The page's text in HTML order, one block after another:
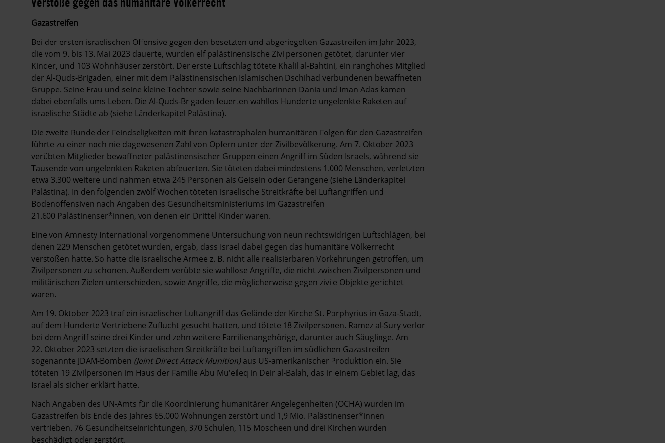
Gazastreifen
Bei der ersten israelischen Offensive gegen den besetzten und abgeriegelten Gazastreifen im Jahr 2023,
die vom 9. bis 13. Mai 2023 dauerte, wurden elf palästinensische Zivilpersonen getötet, darunter vier
Kinder, und 103 Wohnhäuser zerstört. Der erste Luftschlag tötete Khalil al-Bahtini, ein ranghohes Mitglied
der Al-Quds-Brigaden, einer mit dem Palästinensischen Islamischen Dschihad verbundenen bewaffneten
Gruppe. Seine Frau und seine kleine Tochter sowie seine Nachbarinnen Dania und Iman Adas kamen
dabei ebenfalls ums Leben. Die Al-Quds-Brigaden feuerten wahllos Hunderte ungelenkte Raketen auf
israelische Städte ab (siehe Länderkapitel Palästina).
Die zweite Runde der Feindseligkeiten mit ihren katastrophalen humanitären Folgen für den Gazastreifen
führte zu einer noch nie dagewesenen Zahl von Opfern unter der Zivilbevölkerung. Am 7. Oktober 2023
verübten Mitglieder bewaffneter palästinensischer Gruppen einen Angriff im Süden Israels, während sie
Tausende von ungelenkten Raketen abfeuerten. Sie töteten dabei mindestens 1.000 Menschen, verletzten
etwa 3.300 weitere und nahmen etwa 245 Personen als Geiseln oder Gefangene (siehe Länderkapitel
Palästina). In den folgenden zwölf Wochen töteten israelische Streitkräfte bei Luftangriffen und
Bodenoffensiven nach Angaben des Gesundheitsministeriums im Gazastreifen
21.600 Palästinenser*innen, von denen ein Drittel Kinder waren.
Eine von Amnesty International vorgenommene Untersuchung von neun rechtswidrigen Luftschlägen, bei
denen 229 Menschen getötet wurden, ergab, dass Israel dabei gegen das humanitäre Völkerrecht
verstoßen hatte. So hatte die israelische Armee z. B. nicht alle realisierbaren Vorkehrungen getroffen, um
Zivilpersonen zu schonen. Außerdem verübte sie wahllose Angriffe, die nicht zwischen Zivilpersonen und
militärischen Zielen unterschieden, sowie Angriffe, die möglicherweise gegen zivile Objekte gerichtet
waren.
Am 19. Oktober 2023 traf ein israelischer Luftangriff das Gelände der Kirche St. Porphyrius in Gaza-Stadt,
auf dem Hunderte Vertriebene Zuflucht gesucht hatten, und tötete 18 Zivilpersonen. Ramez al-Sury verlor
bei dem Angriff seine drei Kinder und zehn weitere Familienangehörige, darunter auch Säuglinge. Am
22. Oktober 2023 setzten die israelischen Streitkräfte bei Luftangriffen im südlichen Gazastreifen
sogenannte JDAM-Bomben (Joint Direct Attack Munition)aus US-amerikanischer Produktion ein. Sie
töteten 19 Zivilpersonen im Haus der Familie Abu Mu'eileq in Deir al-Balah, das in einem Gebiet lag, das
Israel als sicher erklärt hatte.
Nach Angaben des UN-Amts für die Koordinierung humanitärer Angelegenheiten (OCHA) wurden im
Gazastreifen bis Ende des Jahres 65.000 Wohnungen zerstört und 1,9 Mio. Palästinenser*innen
vertrieben. 76 Gesundheitseinrichtungen, 370 Schulen, 115 Moscheen und drei Kirchen wurden
beschädigt oder zerstört.